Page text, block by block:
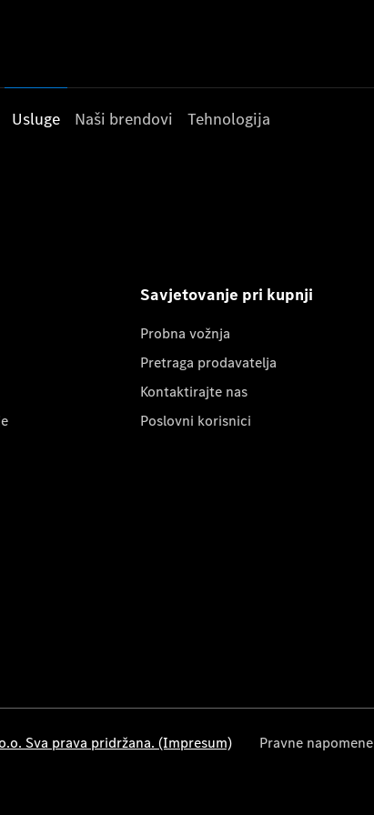
Usluge Naši brendovi Tehnologija
Savjetovanje pri kupnji
Probna vožnja
Pretraga prodavatelja
Kontaktirajte nas
Poslovni korisnici
Sva prava pridržana. (Impresum) Pravne napomene